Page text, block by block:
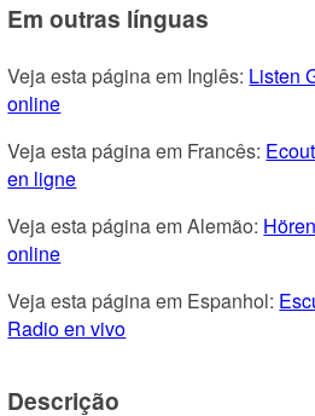
Em outras línguas
Veja esta página em Inglês: Listen
online
Veja esta página em Francês:
en ligne
Veja esta página em Alemão:
online
Veja esta página em Espanhol:
Radio en vivo
Descrição